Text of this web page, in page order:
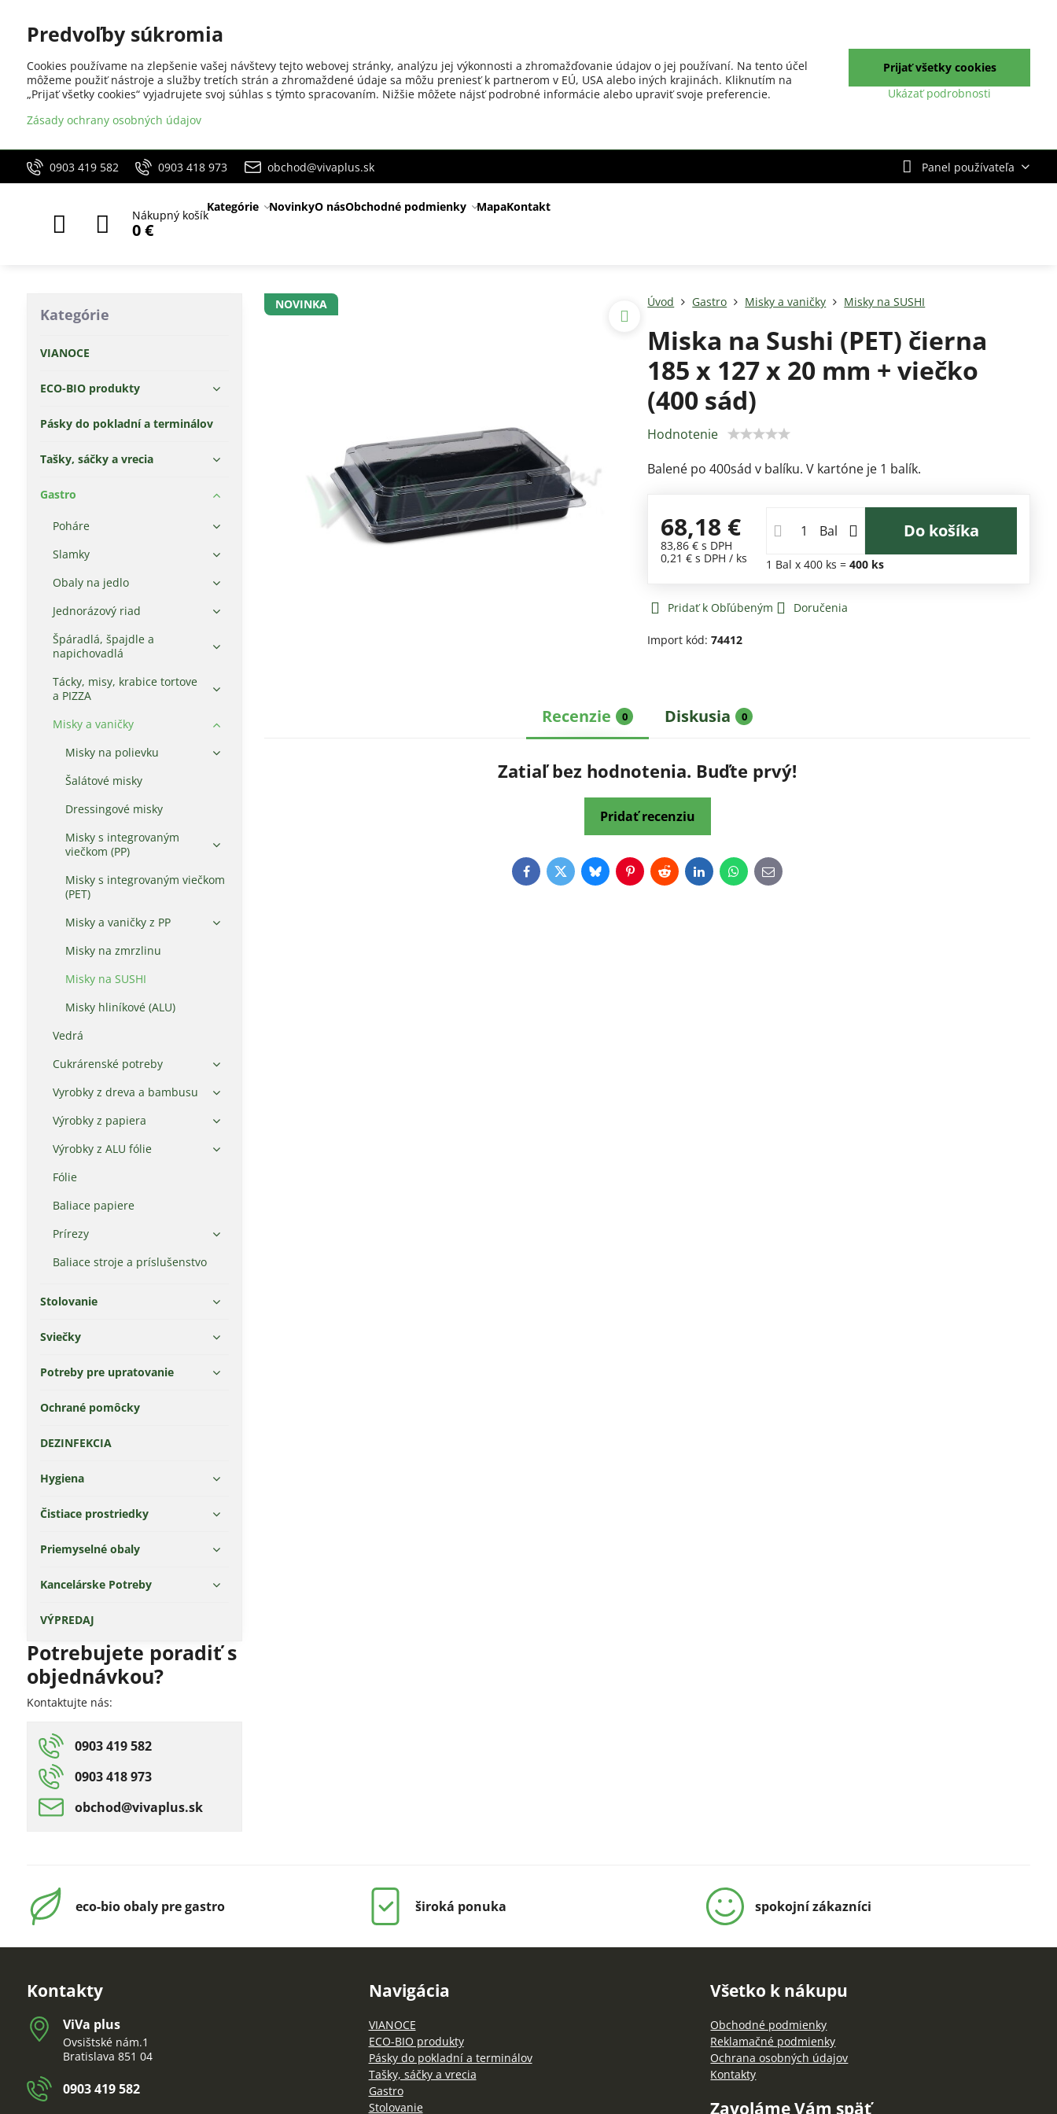
0903 419 582 0903 418 973 obchod@vivaplus.sk Panel používateľa
Nákupný košík
0 €
Kategórie NovinkyO násObchodné podmienky MapaKontakt
NOVINKA Úvod Gastro Misky a vaničky Misky na SUSHI
Miska na Sushi (PET) čierna
185 x 127 x 20 mm + viečko
(400 sád)
Hodnotenie
Balené po 400sád v balíku. V kartóne je 1 balík.
68,18 €
83,86 €s DPH
0,21 € s DPH / ks
Bal Do košíka
1 Bal x 400 ks = 400ks
Pridať k Obľúbeným Doručenia
Import kód:74412
Recenzie 0 Diskusia 0
Zatiaľ bez hodnotenia. Buďte prvý!
Pridať recenziu
FacebookTwitterBlueskyPinterestRedditLinkedInWhatsApp
E-
mail
Kategórie
VIANOCE
ECO-BIO produkty
Pásky do pokladní a terminálov
Tašky, sáčky a vrecia
Gastro
Poháre
Slamky
Obaly na jedlo
Jednorázový riad
Špáradlá, špajdle a
napichovadlá
Tácky, misy, krabice tortove
a PIZZA
Misky a vaničky
Misky na polievku
Šalátové misky
Dressingové misky
Misky s integrovaným
viečkom (PP)
Misky s integrovaným viečkom
(PET)
Misky a vaničky z PP
Misky na zmrzlinu
Misky na SUSHI
Misky hliníkové (ALU)
Vedrá
Cukrárenské potreby
Vyrobky z dreva a bambusu
Výrobky z papiera
Výrobky z ALU fólie
Fólie
Baliace papiere
Prírezy
Baliace stroje a príslušenstvo
Stolovanie
Sviečky
Potreby pre upratovanie
Ochrané pomôcky
DEZINFEKCIA
Hygiena
Čistiace prostriedky
Priemyselné obaly
Kancelárske Potreby
VÝPREDAJ
Potrebujete poradiť s
objednávkou?
Kontaktujte nás:
0903 419 582
0903 418 973
obchod​@vivaplus​.sk
eco-bio obaly pre gastro široká ponuka spokojní zákazníci
Kontakty
ViVa plus
Ovsištské nám.1
Bratislava 851 04
0903 419 582
Navigácia
VIANOCE
ECO-BIO produkty
Pásky do pokladní a terminálov
Tašky, sáčky a vrecia
Gastro
Stolovanie
Všetko k nákupu
Obchodné podmienky
Reklamačné podmienky
Ochrana osobných údajov
Kontakty
Zavoláme Vám späť
Predvoľby súkromia
Cookies používame na zlepšenie vašej návštevy tejto webovej stránky, analýzu jej výkonnosti a zhromažďovanie údajov o jej používaní. Na tento účel
môžeme použiť nástroje a služby tretích strán a zhromaždené údaje sa môžu preniesť k partnerom v EÚ, USA alebo iných krajinách. Kliknutím na
„Prijať všetky cookies“ vyjadrujete svoj súhlas s týmto spracovaním. Nižšie môžete nájsť podrobné informácie alebo upraviť svoje preferencie.
Zásady ochrany osobných údajov
Ukázať podrobnosti
Prijať všetky cookies